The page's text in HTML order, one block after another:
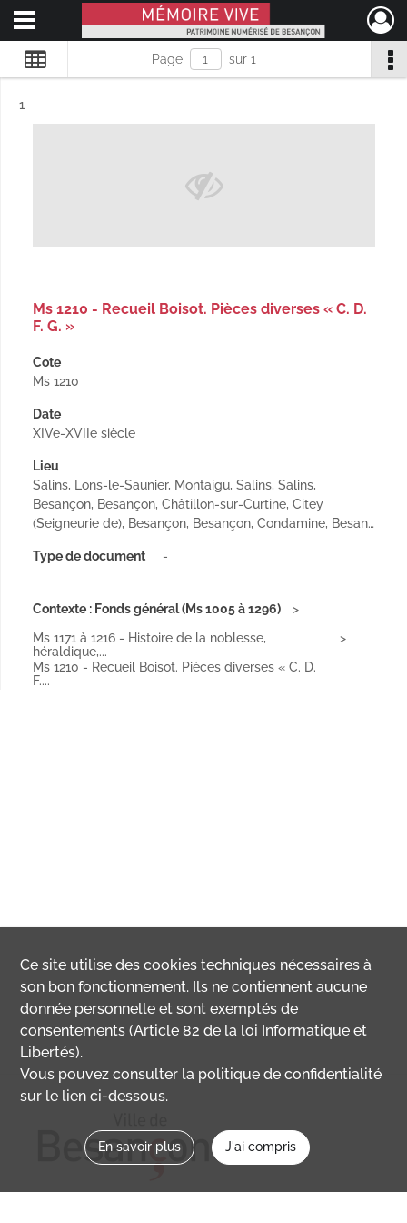
Mémoire Vive patrimoine numérisé de Besançon
Ouvrir le menu déroulant
Page sur 1
Résultat n°
1
Ms 1210 - Recueil Boisot. Pièces diverses « C. D.
F. G. »
Cote
Ms 1210
Date
XIVe-XVIIe siècle
Lieu
Salins, Lons-le-Saunier, Montaigu, Salins, Salins,
Besançon, Besançon, Châtillon-sur-Curtine, Citey
(Seigneurie de), Besançon, Besançon, Condamine, Besan…
Type de document -
Contexte : Fonds général (Ms 1005 à 1296)
Ms 1171 à 1216 - Histoire de la noblesse,
héraldique,...
Ms 1210 - Recueil Boisot. Pièces diverses « C. D.
F....
Ce site utilise descookies techniques nécessaires à
son bon fonctionnement. Ils ne contiennent aucune
donnée personnelle et sont exemptés de
consentements (Article 82 de la loi Informatique et
Libertés).
Vous pouvez consulter la politique de confidentialité
sur le lien ci-dessous.
En savoir plus J'ai compris